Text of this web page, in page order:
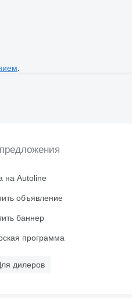
на Autoline
объявление
баннер
программа
дилеров